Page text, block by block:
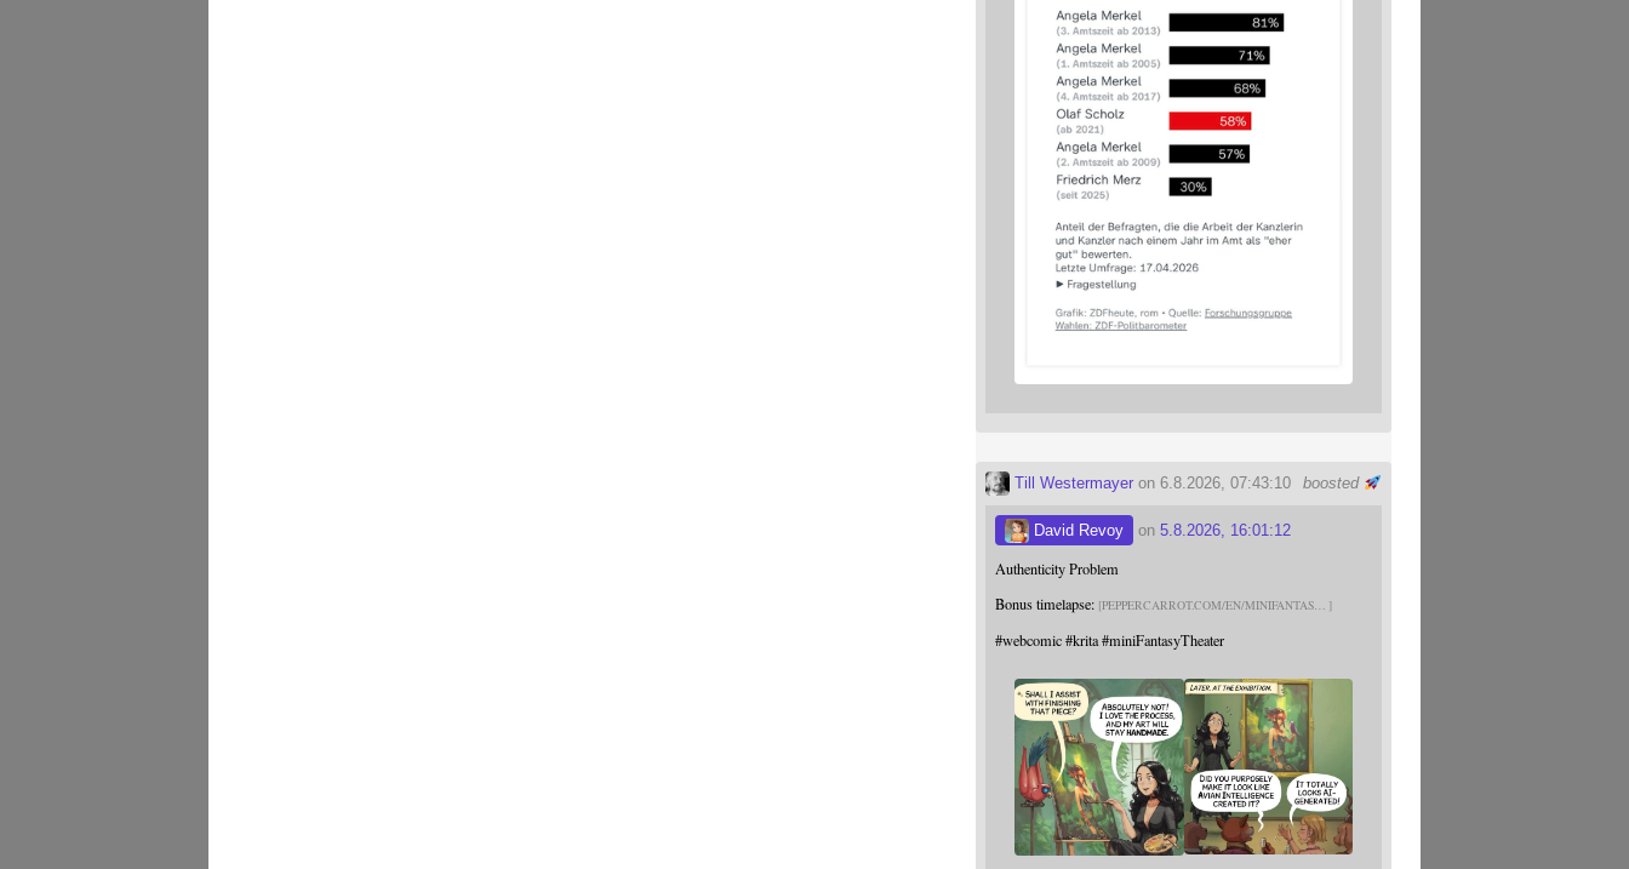
boosted
Till Westermayer on 6.8.2026, 07:43:10
David Revoy on5.8.2026, 16:01:12
Authenticity Problem
Bonus timelapse: PEPPERCARROT.COM/EN/MINIFANTAS
#webcomic #krita #miniFantasyTheater